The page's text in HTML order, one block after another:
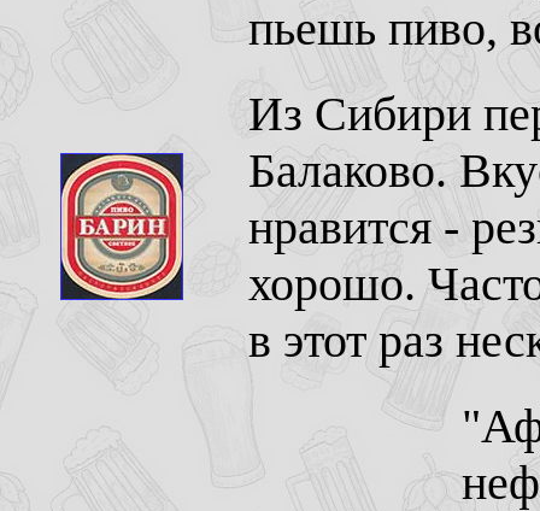
пьешь пиво,
Из Сибири
Балаково.
нравится -
хорошо.
в этот раз